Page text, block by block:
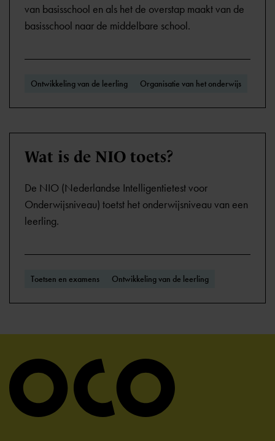
van basisschool en als het de overstap maakt van de
basisschool naar de middelbare school.
Ontwikkeling van de leerling Organisatie van het onderwijs
Wat is de NIO toets?
De NIO (Nederlandse Intelligentietest voor
Onderwijsniveau) toetst het onderwijsniveau van een
leerling.
Toetsen en examens Ontwikkeling van de leerling